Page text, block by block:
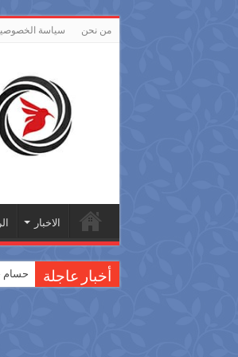
من نحن سياسة
الاخبار
أخبار عاجلة حسام